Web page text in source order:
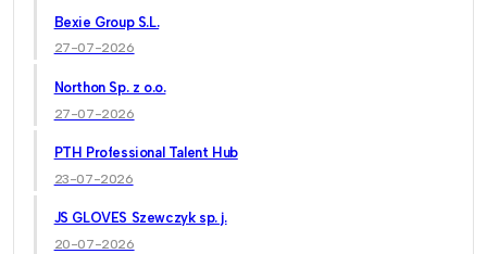
Bexie Group S.L.
27-07-2026
Northon Sp. z o.o.
27-07-2026
PTH Professional Talent Hub
23-07-2026
JS GLOVES Szewczyk sp. j.
20-07-2026